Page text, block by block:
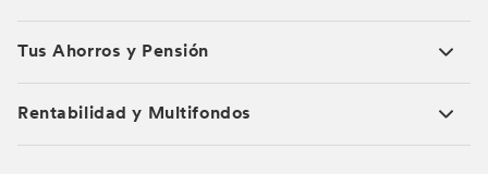
Tus Ahorros y Pensión
Rentabilidad y Multifondos